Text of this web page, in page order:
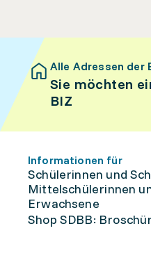
Alle Adressen der
Sie möchten
BIZ
Informationen für
Schülerinnen und
Mittelschülerinnen
Erwachsene
Shop SDBB: